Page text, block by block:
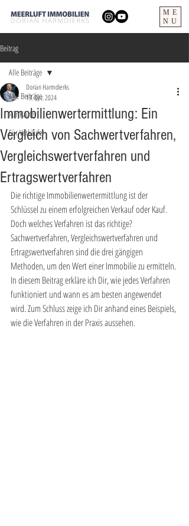
ME
NU
Beitrag
Alle Beiträge
Für Käufer
Für Verkäufer
Alle Beiträge
Immobilienwertermittlung: Ein
Vergleich von Sachwertverfahren,
Vergleichswertverfahren und
Ertragswertverfahren
Dorian Harmdierks
13. Dez. 2024
Die richtige Immobilienwertermittlung ist der
Schlüssel zu einem erfolgreichen Verkauf oder Kauf.
Doch welches Verfahren ist das richtige?
Sachwertverfahren, Vergleichswertverfahren und
Ertragswertverfahren sind die drei gängigen
Methoden, um den Wert einer Immobilie zu ermitteln.
In diesem Beitrag erkläre ich Dir, wie jedes Verfahren
funktioniert und wann es am besten angewendet
wird. Zum Schluss zeige ich Dir anhand eines Beispiels,
wie die Verfahren in der Praxis aussehen.